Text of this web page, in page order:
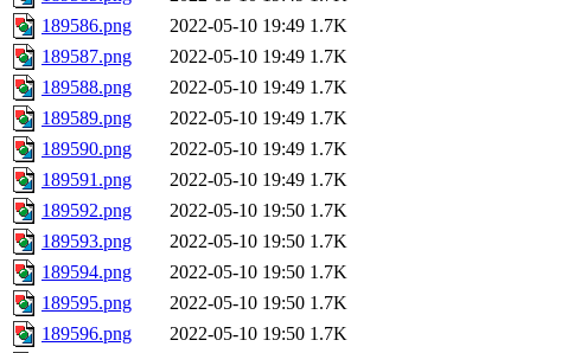
189586.png
2022-05-10 19:49 1.7K
189587.png
2022-05-10 19:49 1.7K
189588.png
2022-05-10 19:49 1.7K
189589.png
2022-05-10 19:49 1.7K
189590.png
2022-05-10 19:49 1.7K
189591.png
2022-05-10 19:49 1.7K
189592.png
2022-05-10 19:50 1.7K
189593.png
2022-05-10 19:50 1.7K
189594.png
2022-05-10 19:50 1.7K
189595.png
2022-05-10 19:50 1.7K
189596.png
2022-05-10 19:50 1.7K